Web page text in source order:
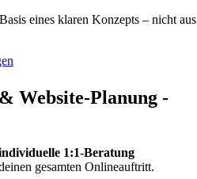
eines klaren Konzepts – nicht aus
Website-Planung -
1:1-Beratung
gesamten Onlineauftritt.